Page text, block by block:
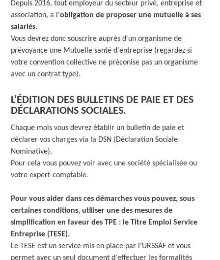
Depuis 2016, tout employeur du secteur privé, entreprise et
association, a l'obligation de proposer une mutuelle à ses
salariés.
Vous devrez donc souscrire auprès d'un organisme de
prévoyance une Mutuelle santé d'entreprise (regardez si
votre convention collective ne préconise pas un organisme
avec un contrat type).
L'ÉDITION DES BULLETINS DE PAIE ET DES
DÉCLARATIONS SOCIALES.
Chaque mois vous devrez établir un bulletin de paie et
déclarer vos charges via la DSN (Déclaration Sociale
Nominative).
Pour cela vous pouvez voir avec une société spécialisée ou
votre expert-comptable.
Pour vous aider dans ces démarches vous pouvez, sous
certaines conditions, utiliser une des mesures de
simplification en faveur des TPE : le Titre Emploi Service
Entreprise (TESE).
Le TESE est un service mis en place par l'URSSAF et vous
permet avec un seul document d'effectuer les formalités